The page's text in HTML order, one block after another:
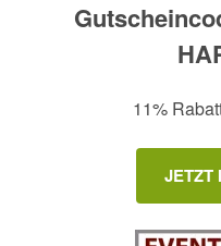
11%
JETZT